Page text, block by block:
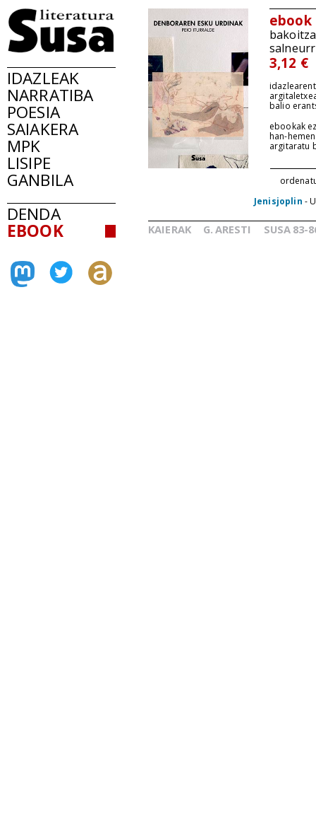
IDAZLEAK
NARRATIBA
POESIA
SAIAKERA
MPK
LISIPE
GANBILA
DENDA
EBOOK
ebook
3,12 €
balio
ebookak
han-
argitaratu
Jenisjoplin -
KAIERAK G. ARESTI SUSA 83-